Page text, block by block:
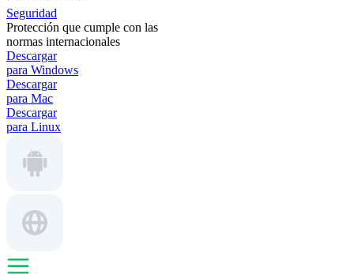
Seguridad
Protección que cumple con las
normas internacionales
Descargar
para Windows
Descargar
para Mac
Descargar
para Linux